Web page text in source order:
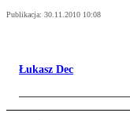
Publikacja: 30.11.2010 10:08
Łukasz Dec